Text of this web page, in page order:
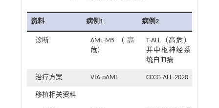
资料 病例1 病例2
诊断
AML-M5（高
危）
T-ALL（高危）
并中枢神经系
统白血病
治疗方案 VIA-pAML CCCG-ALL-2020
移植相关资料